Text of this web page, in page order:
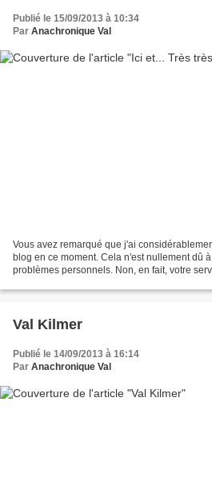
Publié le 15/09/2013 à 10:34
Par Anachronique Val
Vous avez remarqué que j'ai
blog en ce moment. Cela n'est nullement dû
problèmes personnels. Non, en fait, votre
Val Kilmer
Publié le 14/09/2013 à 16:14
Par Anachronique Val